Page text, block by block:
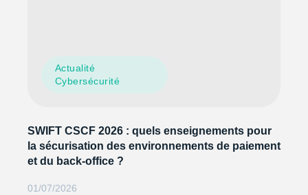
Actualité
Cybersécurité
SWIFT CSCF 2026 : quels enseignements pour
la sécurisation des environnements de paiement
et du back-office ?
01/07/2026